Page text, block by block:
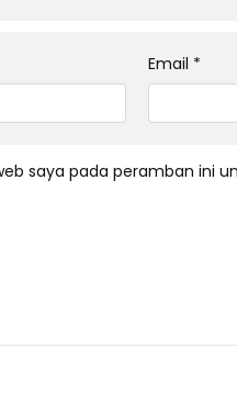
Email *
saya pada peramban ini